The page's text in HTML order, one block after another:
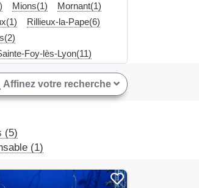
Mions(1)
Mornant(1)
Rillieux-la-Pape(6)
Foy-lès-Lyon(11)
Affinez votre recherche
(5)
(1)